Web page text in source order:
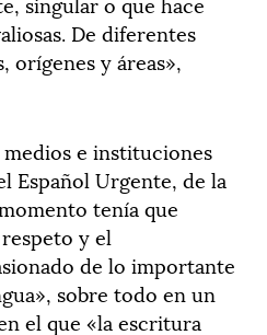
De diferentes
orígenes y áreas»,
e instituciones
Español Urgente, de la
tenía que
y el
de lo importante
sobre todo en un
el que «la escritura